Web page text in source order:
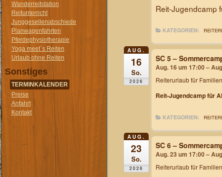
Wanderreitstation
Reitunterricht
Junggesellenabschiede
Planwagenfahrten
Pferdephysiotherapie
Yoga meet´s Reiten
Urlaub ohne Reiten
Sonstiges
TERMINKALENDER
Preise
Anfahrt
Kontakt
Reit-Jugendcamp
KATEGORIEN:
AUG.
16
So.
2026
SC 5 –
Aug. 16 um 17:00 –
Reiterurlaub für Familien
Reit-Jugendcamp für
KATEGORIEN:
AUG.
23
So.
2026
SC 6 –
Aug. 23 um 17:00 –
Reiterurlaub für Familien